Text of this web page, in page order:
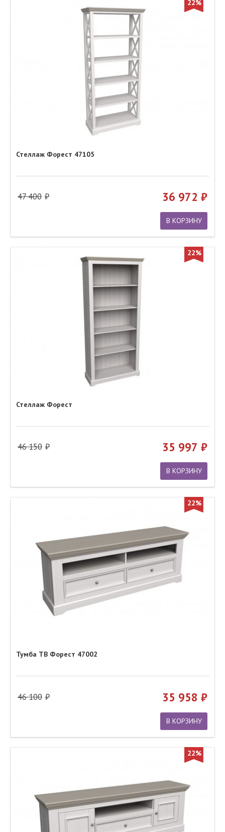
22%
Стеллаж Форест 47105
47 400 36 972
В КОРЗИНУ
22%
Стеллаж Форест
46 150 35 997
В КОРЗИНУ
22%
Тумба ТВ Форест 47002
46 100 35 958
В КОРЗИНУ
22%